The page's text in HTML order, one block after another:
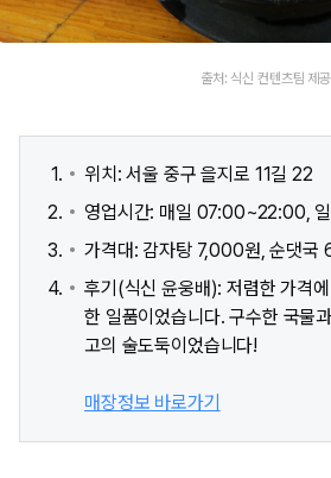
출처: 식신 컨텐츠팀 제공
위치: 서울 중구 을지로 11길 22
영업시간: 매일 07:00~22:00,
가격대: 감자탕 7,000원, 순댓국
후기(식신 윤웅배): 저렴한 가격
한 일품이었습니다. 구수한 국물
고의 술도둑이었습니다!
매장정보 바로가기